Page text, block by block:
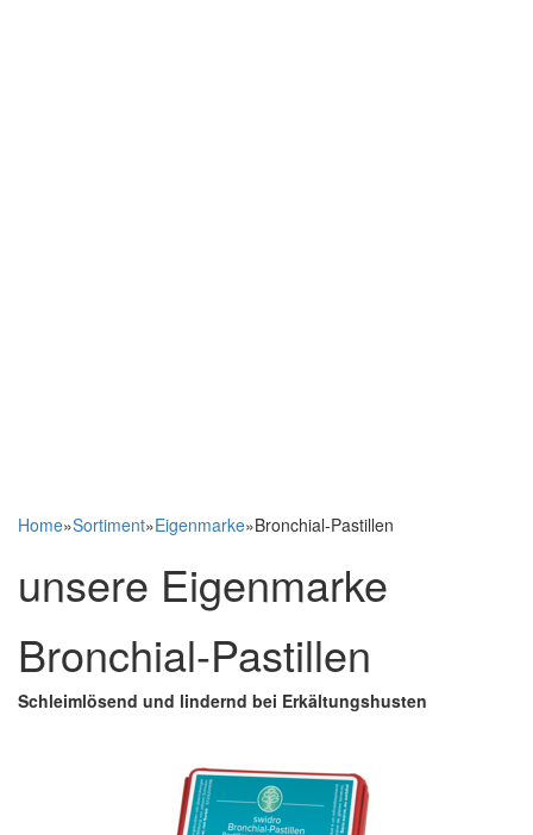
Home»Sortiment»Eigenmarke»Bronchial-Pastillen
unsere Eigenmarke
Bronchial-Pastillen
Schleimlösend und lindernd bei Erkältungshusten